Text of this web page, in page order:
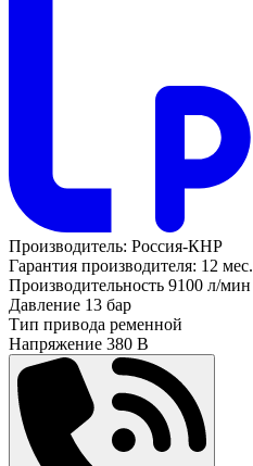
Производитель: Россия-КНР
Гарантия производителя: 12 мес.
Производительность 9100 л/мин
Давление 13 бар
Тип привода ременной
Напряжение 380 В